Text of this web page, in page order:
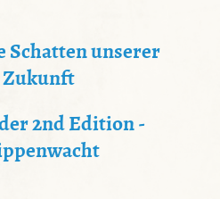
Schatten unserer
Zukunft
2nd Edition -